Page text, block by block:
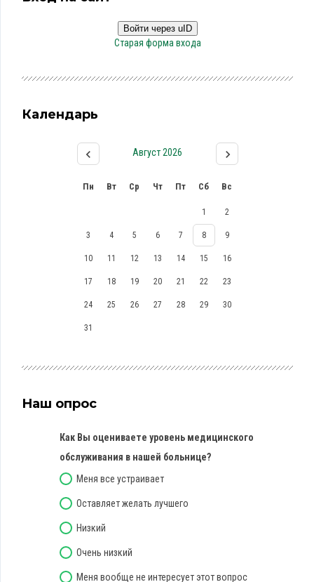
Войти через uID
Старая форма входа
Календарь
Август 2026
Пн Вт Ср Чт Пт Сб Вс
1 2
3 4 5 6 7 8 9
10 11 12 13 14 15 16
17 18 19 20 21 22 23
24 25 26 27 28 29 30
31
Наш опрос
Как Вы оцениваете уровень медицинского
обслуживания в нашей больнице?
Меня все устраивает
Оставляет желать лучшего
Низкий
Очень низкий
Меня вообще не интересует этот вопрос